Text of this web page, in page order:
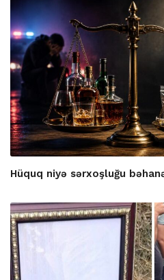
Hüquq niyə sərxoşluğu